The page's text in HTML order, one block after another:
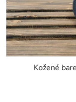
Kožené